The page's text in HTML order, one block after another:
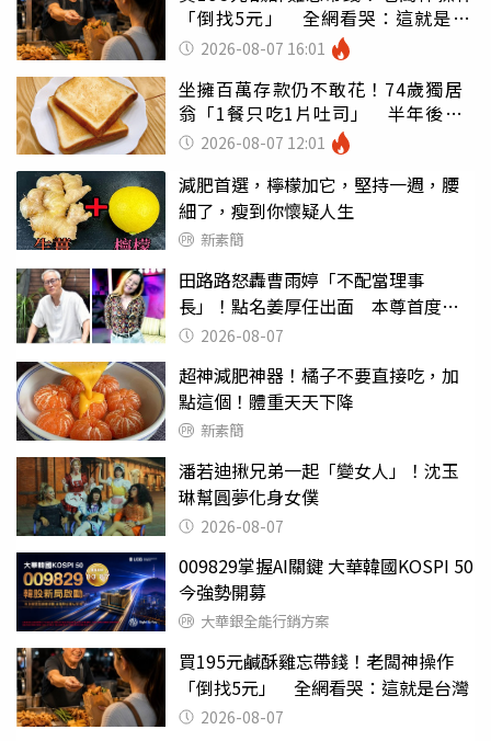
「倒找5元」 全網看哭：這就是台
灣 2026-08-07 16:01
坐擁百萬存款仍不敢花！74歲獨居
翁「1餐只吃1片吐司」 半年後暴
瘦嚇壞女兒
2026-08-07 12:01
減肥首選，檸檬加它，堅持一週，腰
細了，瘦到你懷疑人生
新素簡
田路路怒轟曹雨婷「不配當理事
長」！點名姜厚任出面 本尊首度回
應了2026-08-07
超神減肥神器！橘子不要直接吃，加
點這個！體重天天下降
新素簡
潘若迪揪兄弟一起「變女人」！沈玉
琳幫圓夢化身女僕
2026-08-07
009829掌握AI關鍵 大華韓國KOSPI 50
今強勢開募
大華銀全能行銷方案
買195元鹹酥雞忘帶錢！老闆神操作
「倒找5元」 全網看哭：這就是台灣
2026-08-07